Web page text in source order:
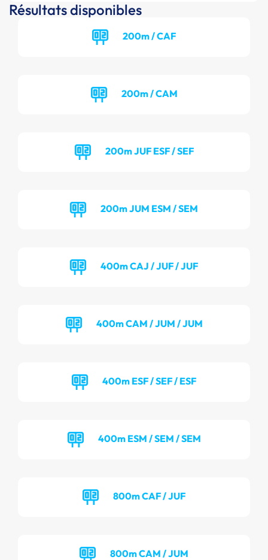
Résultats disponibles
200m / CAF
200m / CAM
200m JUF ESF / SEF
200m JUM ESM / SEM
400m CAJ / JUF / JUF
400m CAM / JUM / JUM
400m ESF / SEF / ESF
400m ESM / SEM / SEM
800m CAF / JUF
800m CAM / JUM